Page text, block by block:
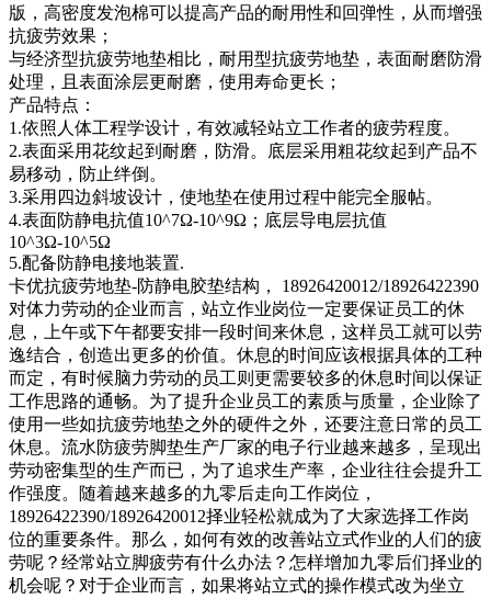
版，高密度发泡棉可以提高产品的耐用性和回弹性，从而增强
抗疲劳效果；
与经济型抗疲劳地垫相比，耐用型抗疲劳地垫，表面耐磨防滑
处理，且表面涂层更耐磨，使用寿命更长；
产品特点：
1.依照人体工程学设计，有效减轻站立工作者的疲劳程度。
2.表面采用花纹起到耐磨，防滑。底层采用粗花纹起到产品不
易移动，防止绊倒。
3.采用四边斜坡设计，使地垫在使用过程中能完全服帖。
4.表面防静电抗值10^7Ω-10^9Ω；底层导电层抗值
10^3Ω-10^5Ω
5.配备防静电接地装置.
卡优抗疲劳地垫-防静电胶垫结构， 18926420012/18926422390
对体力劳动的企业而言，站立作业岗位一定要保证员工的休
息，上午或下午都要安排一段时间来休息，这样员工就可以劳
逸结合，创造出更多的价值。休息的时间应该根据具体的工种
而定，有时候脑力劳动的员工则更需要较多的休息时间以保证
工作思路的通畅。为了提升企业员工的素质与质量，企业除了
使用一些如抗疲劳地垫之外的硬件之外，还要注意日常的员工
休息。流水防疲劳脚垫生产厂家的电子行业越来越多，呈现出
劳动密集型的生产而已，为了追求生产率，企业往往会提升工
作强度。随着越来越多的九零后走向工作岗位，
18926422390/18926420012择业轻松就成为了大家选择工作岗
位的重要条件。那么，如何有效的改善站立式作业的人们的疲
劳呢？经常站立脚疲劳有什么办法？怎样增加九零后们择业的
机会呢？对于企业而言，如果将站立式的操作模式改为坐立